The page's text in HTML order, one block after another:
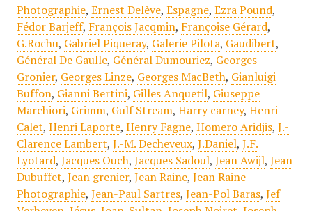
Photographie, Ernest Delève, Espagne, Ezra Pound,
Fédor Barjeff, François Jacqmin, Françoise Gérard,
G.Rochu, Gabriel Piqueray, Galerie Pilota, Gaudibert,
Général De Gaulle, Général Dumouriez, Georges
Gronier, Georges Linze, Georges MacBeth, Gianluigi
Buffon, Gianni Bertini, Gilles Anquetil, Giuseppe
Marchiori, Grimm, Gulf Stream, Harry carney, Henri
Calet, Henri Laporte, Henry Fagne, Homero Aridjis, J.-
Clarence Lambert, J.-M. Decheveux, J.Daniel, J.F.
Lyotard, Jacques Ouch, Jacques Sadoul, Jean Awijl, Jean
Dubuffet, Jean grenier, Jean Raine, Jean Raine -
Photographie, Jean-Paul Sartres, Jean-Pol Baras, Jef